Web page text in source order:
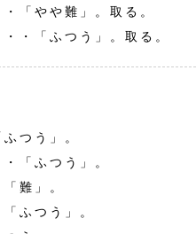
・「やや難」。取る。
・・「ふつう」。取る。
ふつう」。
・「ふつう」。
「難」。
「ふつう」。